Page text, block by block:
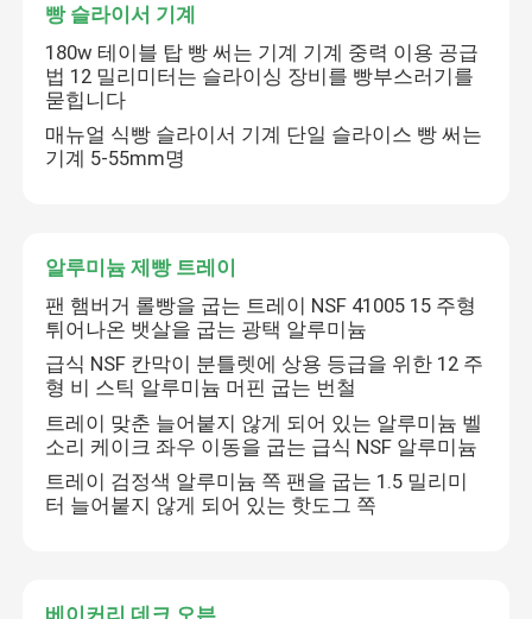
상업적 입형결빙기
빵 슬라이서 기계
빵 슬라이서 기계
180w 테이블 탑 빵 써는 기계 기계 중력 이용 공급
법 12 밀리미터는 슬라이싱 장비를 빵부스러기를
묻힙니다
매뉴얼 식빵 슬라이서 기계 단일 슬라이스 빵 써는
기계 5-55mm명
알루미늄 제빵 트레이
팬 햄버거 롤빵을 굽는 트레이 NSF 41005 15 주형
튀어나온 뱃살을 굽는 광택 알루미늄
급식 NSF 칸막이 분틀렛에 상용 등급을 위한 12 주
형 비 스틱 알루미늄 머핀 굽는 번철
트레이 맞춘 늘어붙지 않게 되어 있는 알루미늄 벨
소리 케이크 좌우 이동을 굽는 급식 NSF 알루미늄
트레이 검정색 알루미늄 쪽 팬을 굽는 1.5 밀리미
터 늘어붙지 않게 되어 있는 핫도그 쪽
베이커리 데크 오븐